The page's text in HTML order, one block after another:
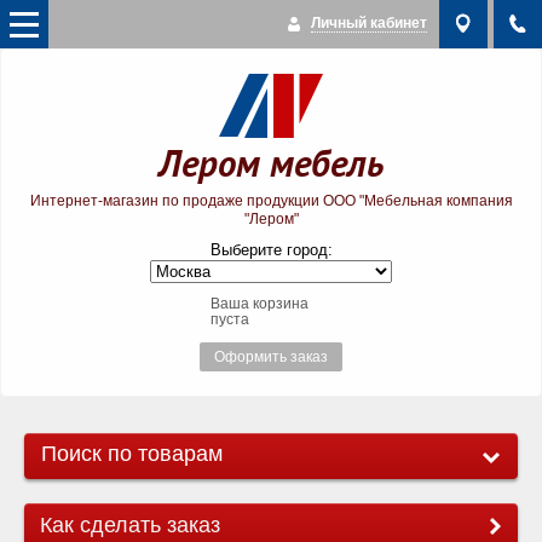
Личный кабинет
Лером мебель
Интернет-магазин по продаже продукции ООО "Мебельная компания
"Лером"
Выберите город:
Ваша корзина
пуста
Оформить заказ
Поиск по товарам
Как сделать заказ